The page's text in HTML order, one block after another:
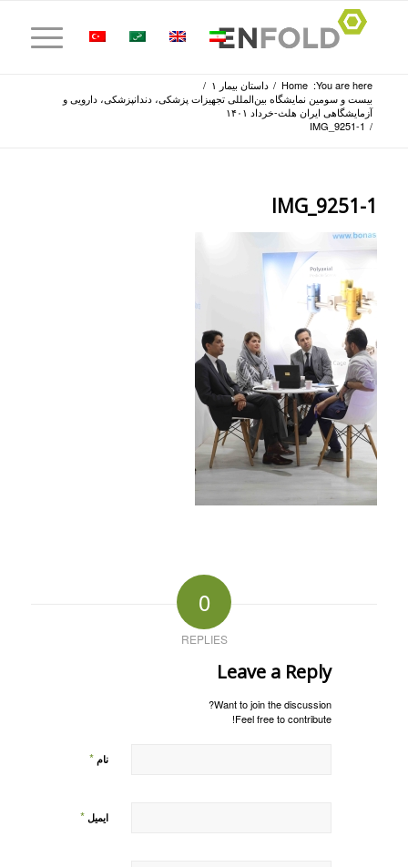
You are here:
Home
/ داستان بیمار ۱
/
بیست و سومین نمایشگاه بین‌المللی تجهیزات پزشکی، دندانپزشکی، دارویی و
آزمایشگاهی ایران هلث-خرداد ۱۴۰۱
/
IMG_9251-1
IMG_9251-1
0
REPLIES
Leave a Reply
Want to join the discussion?
Feel free to contribute!
نام *
ایمیل *